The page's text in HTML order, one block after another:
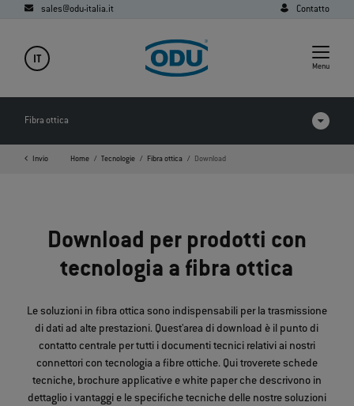
sales@odu-italia.it Contatto
IT
Menu
Fibra ottica
FAQ
Expanded Beam Performance
Expanded Beam
Physical Contact
POF
Invio Home Tecnologie Fibra ottica Download
Download per prodotti con
tecnologia a fibra ottica
Le soluzioni in fibra ottica sono indispensabili per la trasmissione
di dati ad alte prestazioni. Quest'area di download è il punto di
contatto centrale per tutti i documenti tecnici relativi ai nostri
connettori con tecnologia a fibre ottiche. Qui troverete schede
tecniche, brochure applicative e white paper che descrivono in
dettaglio i vantaggi e le specifiche tecniche delle nostre soluzioni